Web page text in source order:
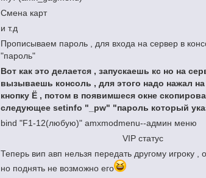
Смена карт
и т.д
Прописываем пароль , для входа на сервер в
"пароль"
Вот как это делается , запускаешь кс но на
вызываешь консоль , для этого надо нажал на
кнопку Ё , потом в появимшеся окне
следующее setinfo "_pw" "пароль который
bind "F1-12(любую)" amxmodmenu--админ меню
VIP статус
Теперь вип авп нельзя передать другому игроку ,
но поднять не возможно его